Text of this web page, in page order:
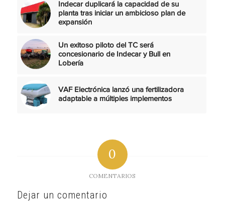
Indecar duplicará la capacidad de su
planta tras iniciar un ambicioso plan de
expansión
Un exitoso piloto del TC será
concesionario de Indecar y Bull en
Lobería
VAF Electrónica lanzó una fertilizadora
adaptable a múltiples implementos
0
COMENTARIOS
Dejar un comentario